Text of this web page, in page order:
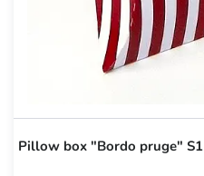
Pillow box "Bordo pruge" S1